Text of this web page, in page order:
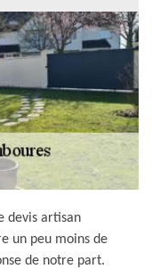
devis artisan
un peu moins de
de notre part.